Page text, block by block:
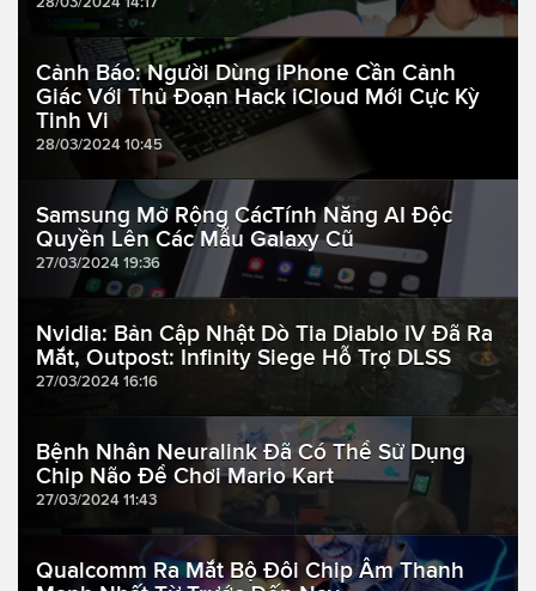
Cảnh Báo: Người Dùng iPhone Cần Cảnh
Giác Với Thủ Đoạn Hack iCloud Mới Cực Kỳ
Tinh Vi
28/03/2024 10:45
Samsung Mở Rộng CácTính Năng AI Độc
Quyền Lên Các Mẫu Galaxy Cũ
27/03/2024 19:36
Nvidia: Bản Cập Nhật Dò Tia Diablo IV Đã Ra
Mắt, Outpost: Infinity Siege Hỗ Trợ DLSS
27/03/2024 16:16
Bệnh Nhân Neuralink Đã Có Thể Sử Dụng
Chip Não Để Chơi Mario Kart
27/03/2024 11:43
Qualcomm Ra Mắt Bộ Đôi Chip Âm Thanh